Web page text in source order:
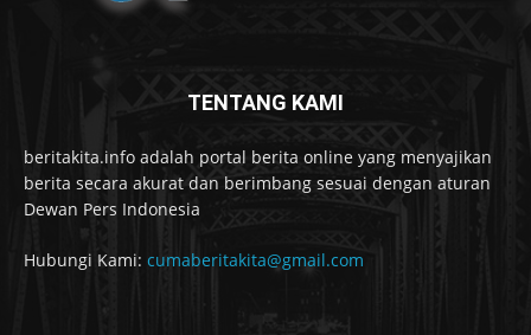
TENTANG KAMI
beritakita.info adalah portal berita online yang menyajikan
berita secara akurat dan berimbang sesuai dengan aturan
Dewan Pers Indonesia
Hubungi Kami: cumaberitakita@gmail.com